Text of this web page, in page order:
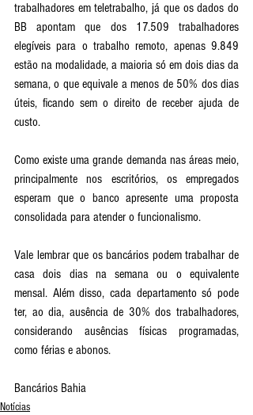
trabalhadores em teletrabalho, já que os dados do
BB apontam que dos 17.509 trabalhadores
elegíveis para o trabalho remoto, apenas 9.849
estão na modalidade, a maioria só em dois dias da
semana, o que equivale a menos de 50% dos dias
úteis, ficando sem o direito de receber ajuda de
custo.
Como existe uma grande demanda nas áreas meio,
principalmente nos escritórios, os empregados
esperam que o banco apresente uma proposta
consolidada para atender o funcionalismo.
Vale lembrar que os bancários podem trabalhar de
casa dois dias na semana ou o equivalente
mensal. Além disso, cada departamento só pode
ter, ao dia, ausência de 30% dos trabalhadores,
considerando ausências físicas programadas,
como férias e abonos.
Bancários Bahia
Notícias